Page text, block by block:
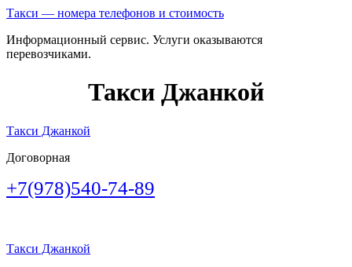
Такси — номера телефонов и стоимость
Информационный сервис. Услуги оказываются
перевозчиками.
Такси Джанкой
Такси Джанкой
Договорная
+7(978)540-74-89
Такси Джанкой